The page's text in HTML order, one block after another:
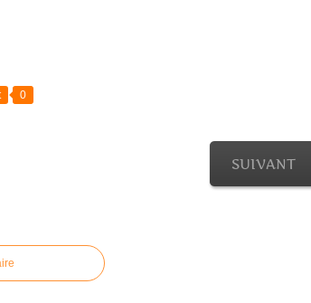
0
SUIVANT